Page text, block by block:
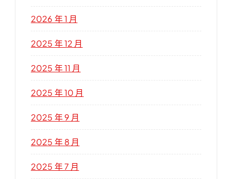
2026 年 1 月
2025 年 12 月
2025 年 11 月
2025 年 10 月
2025 年 9 月
2025 年 8 月
2025 年 7 月